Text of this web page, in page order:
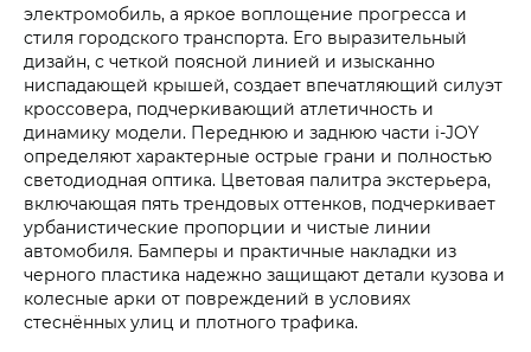
электромобиль, а яркое воплощение прогресса и
стиля городского транспорта. Его выразительный
дизайн, с четкой поясной линией и изысканно
ниспадающей крышей, создает впечатляющий силуэт
кроссовера, подчеркивающий атлетичность и
динамику модели. Переднюю и заднюю части i‑JOY
определяют характерные острые грани и полностью
светодиодная оптика. Цветовая палитра экстерьера,
включающая пять трендовых оттенков, подчеркивает
урбанистические пропорции и чистые линии
автомобиля. Бамперы и практичные накладки из
черного пластика надежно защищают детали кузова и
колесные арки от повреждений в условиях
стеснённых улиц и плотного трафика.